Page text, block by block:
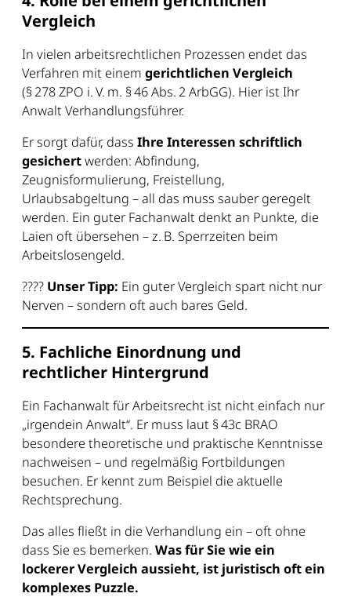
Vergleich
In vielen arbeitsrechtlichen Prozessen endet das
Verfahren mit einem gerichtlichen Vergleich
(§ 278 ZPO i. V. m. § 46 Abs. 2 ArbGG). Hier ist Ihr
Anwalt Verhandlungsführer.
Er sorgt dafür, dass Ihre Interessen schriftlich
gesichertwerden: Abfindung,
Zeugnisformulierung, Freistellung,
Urlaubsabgeltung – all das muss sauber geregelt
werden. Ein guter Fachanwalt denkt an Punkte, die
Laien oft übersehen – z. B. Sperrzeiten beim
Arbeitslosengeld.
???? Unser Tipp: Ein guter Vergleich spart nicht nur
Nerven – sondern oft auch bares Geld.
5. Fachliche Einordnung und
rechtlicher Hintergrund
Ein Fachanwalt für Arbeitsrecht ist nicht einfach nur
„irgendein Anwalt“. Er muss laut § 43c BRAO
besondere theoretische und praktische Kenntnisse
nachweisen – und regelmäßig Fortbildungen
besuchen. Er kennt zum Beispiel die aktuelle
Rechtsprechung.
Das alles fließt in die Verhandlung ein – oft ohne
dass Sie es bemerken. Was für Sie wie ein
lockerer Vergleich aussieht, ist juristisch oft ein
komplexes Puzzle.